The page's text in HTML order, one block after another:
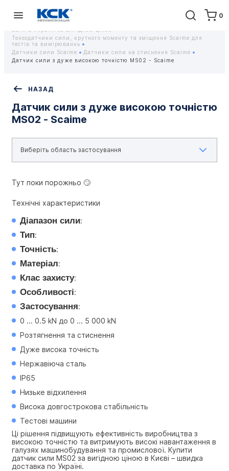
0
Головна Обладнання
Контрольно-вимірювальні прилади
Тензодатчики та тензометричні датчики Scaime - Купити датчики
Тензодатчики сили, крутного моменту та зміщення Scaime для
тестів та вимірюваннь
Датчики сили Scaime
Датчики сили на стиснення Scaime
Датчик сили з дуже високою точністю MS02 - Scaime
НАЗАД
Датчик сили з дуже високою точністю
MS02 - Scaime
Тут поки порожньо 🙄
Технічні характеристики
Діапазон сили:
Тип:
Точність:
Матеріал:
Клас захисту:
Особливості:
Застосування:
0 ... 0.5 kN до 0 ... 5 000 kN
Розтягнення та стиснення
Дуже висока точність
Нержавіюча сталь
IP65
Низьке відхилення
Висока довгострокова стабільність
Тестові машини
Ці рішення підвищують ефективність виробництва з
високою точністю та витримують високі навантаження в
галузях машинобудування та промислової. Купити
датчик сили MS02 за вигідною ціною в Києві – швидка
доставка по Україні.